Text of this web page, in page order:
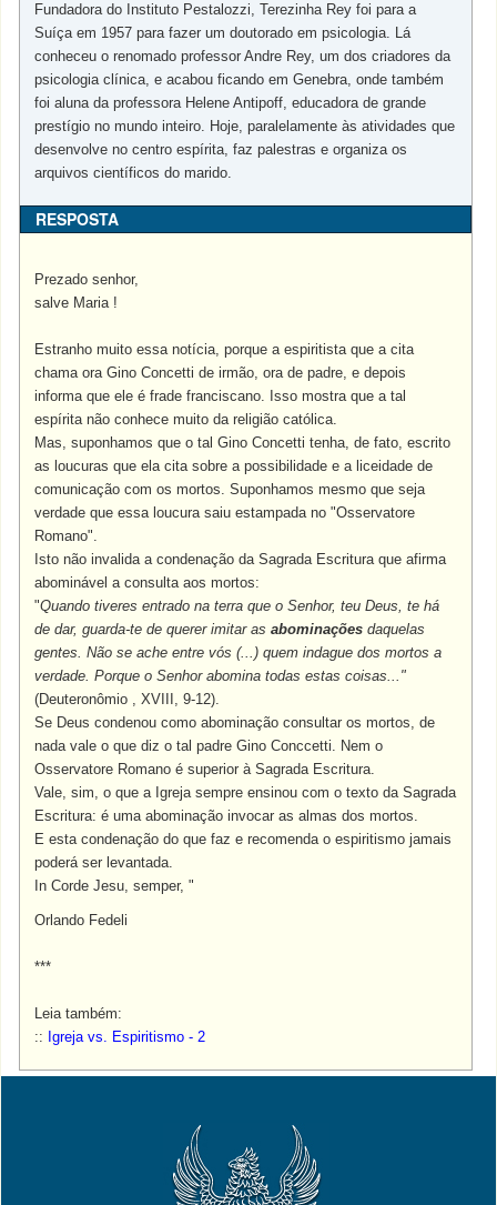
Fundadora do Instituto Pestalozzi, Terezinha Rey foi para a
Suíça em 1957 para fazer um doutorado em psicologia. Lá
conheceu o renomado professor Andre Rey, um dos criadores da
psicologia clínica, e acabou ficando em Genebra, onde também
foi aluna da professora Helene Antipoff, educadora de grande
prestígio no mundo inteiro. Hoje, paralelamente às atividades que
desenvolve no centro espírita, faz palestras e organiza os
arquivos científicos do marido.
RESPOSTA
Prezado senhor,
salve Maria !
Estranho muito essa notícia, porque a espiritista que a cita
chama ora Gino Concetti de irmão, ora de padre, e depois
informa que ele é frade franciscano. Isso mostra que a tal
espírita não conhece muito da religião católica.
Mas, suponhamos que o tal Gino Concetti tenha, de fato, escrito
as loucuras que ela cita sobre a possibilidade e a liceidade de
comunicação com os mortos. Suponhamos mesmo que seja
verdade que essa loucura saiu estampada no "Osservatore
Romano".
Isto não invalida a condenação da Sagrada Escritura que afirma
abominável a consulta aos mortos:
"Quando tiveres entrado na terra que o Senhor, teu Deus, te há
de dar, guarda-te de querer imitar asabominações daquelas
gentes. Não se ache entre vós (...) quem indague dos mortos a
verdade. Porque o Senhor abomina todas estas coisas..."
(Deuteronômio , XVIII, 9-12).
Se Deus condenou como abominação consultar os mortos, de
nada vale o que diz o tal padre Gino Conccetti. Nem o
Osservatore Romano é superior à Sagrada Escritura.
Vale, sim, o que a Igreja sempre ensinou com o texto da Sagrada
Escritura: é uma abominação invocar as almas dos mortos.
E esta condenação do que faz e recomenda o espiritismo jamais
poderá ser levantada.
In Corde Jesu, semper, "
Orlando Fedeli
***
Leia também:
:: Igreja vs. Espiritismo - 2